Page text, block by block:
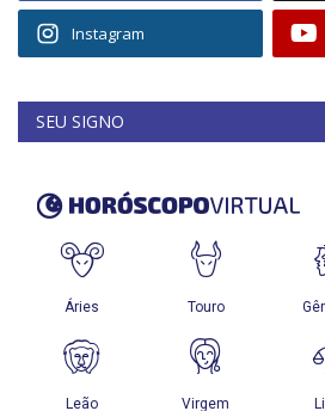
Instagram
SEU SIGNO